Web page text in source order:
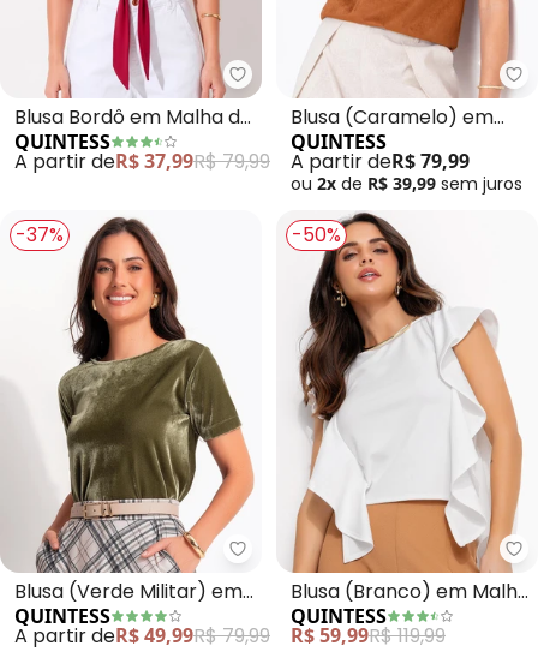
Quintess - Blusa Bordô em
Blusa Bordô em Malha de
Viscose com Nó Frontal e
Manga Curta
QUINTESS
A partir deR$ 37,99R$ 79,99
Blusa (Caramelo) em
Malha Suede
QUINTESS
A partir deR$ 79,99
ou 2x de R$ 39,99 sem juros
-37%
Quintess - Blusa (Verde Militar)
Blusa (Verde Militar) em
Veludo
QUINTESS
A partir deR$ 49,99R$ 79,99
-50%
Blusa (Branco) em Malha
Crepe
QUINTESS
R$ 59,99R$ 119,99